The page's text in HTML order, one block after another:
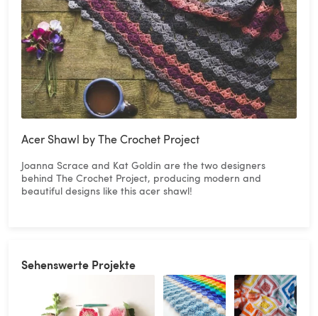
Acer Shawl by The Crochet Project
Joanna Scrace and Kat Goldin are the two designers
behind The Crochet Project, producing modern and
beautiful designs like this acer shawl!
Sehenswerte Projekte